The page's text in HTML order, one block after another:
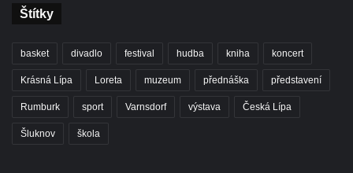
Štítky
basket divadlo festival hudba kniha koncert
Krásná Lípa Loreta muzeum přednáška představení
Rumburk sport Varnsdorf výstava Česká Lípa
Šluknov škola